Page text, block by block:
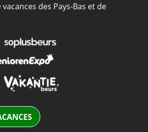
des Pays-Bas et de